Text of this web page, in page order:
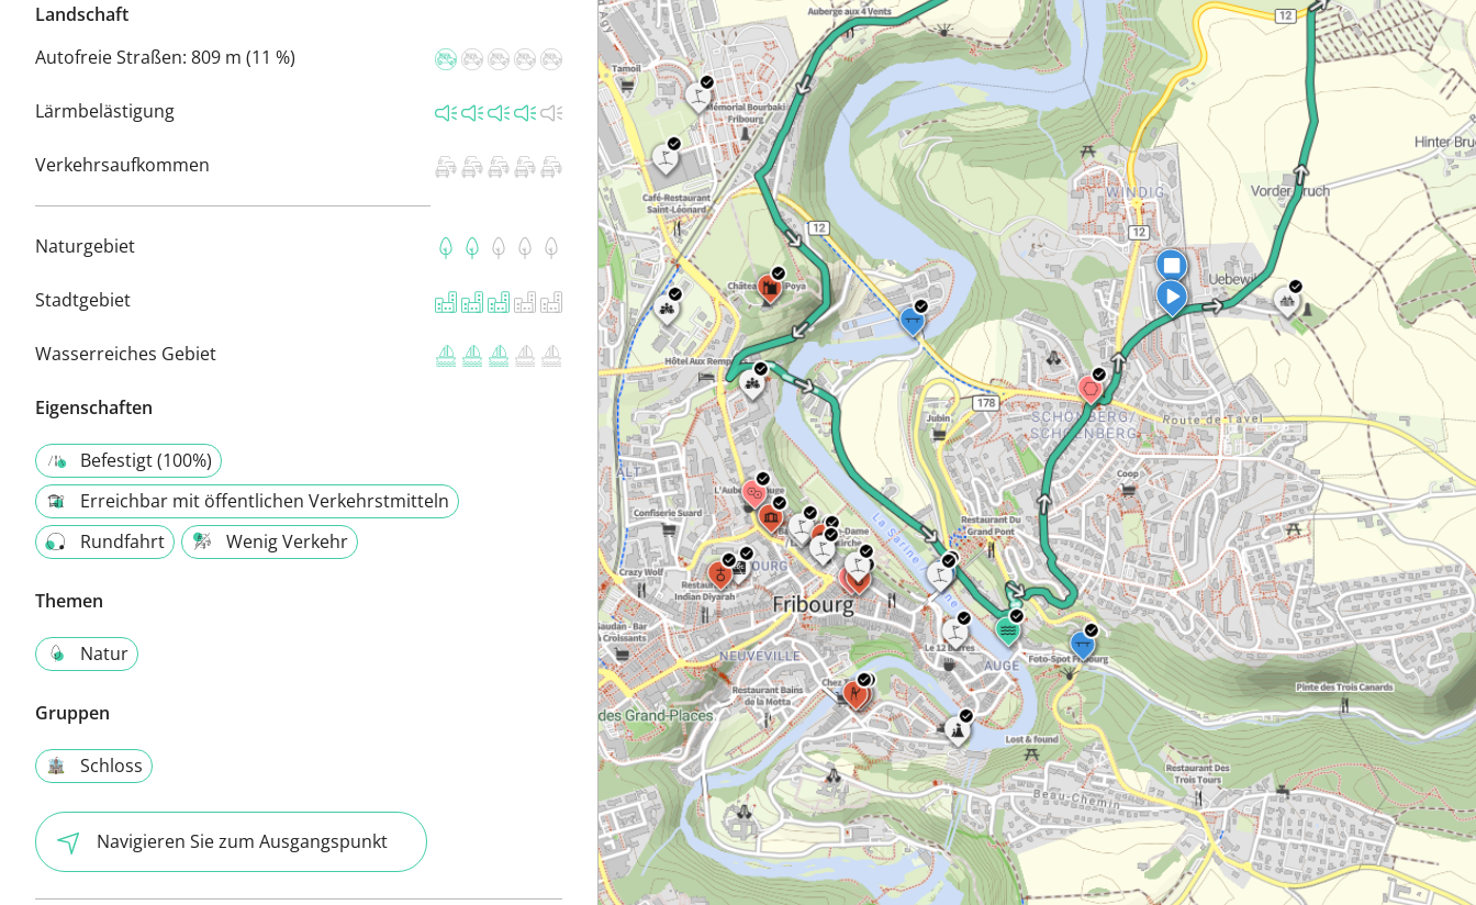
Landschaft
Autofreie Straßen: 809 m (11 %)
Lärmbelästigung
Verkehrsaufkommen
Naturgebiet
Stadtgebiet
Wasserreiches Gebiet
Eigenschaften
Befestigt (100%)
Erreichbar mit öffentlichen Verkehrstmitteln
Rundfahrt
Wenig Verkehr
Themen
Natur
Gruppen
Schloss
Navigieren Sie zum Ausgangspunkt